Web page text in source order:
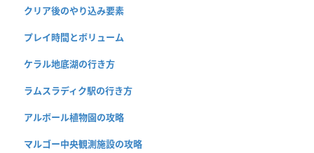
クリア後のやり込み要素
プレイ時間とボリューム
ケラル地底湖の行き方
ラムスラディク駅の行き方
アルボール植物園の攻略
マルゴー中央観測施設の攻略